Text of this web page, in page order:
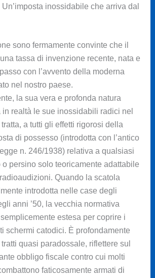
inossidabile che arriva dal
sono fermamente convinte che il
tassa di invenzione recente, nata e
con l’avvento della moderna
nel nostro paese.
la sua vera e profonda natura
realtà le sue inossidabili radici nel
a tutti gli effetti rigorosi della
di possesso (introdotta con l’antico
n. 246/1938) relativa a qualsiasi
persino solo teoricamente adattabile
Quando la scatola
introdotta nelle case degli
anni ’50, la vecchia normativa
estesa per coprire i
schermi catodici. È profondamente
quasi paradossale, riflettere sul
obbligo fiscale contro cui molti
faticosamente armati di